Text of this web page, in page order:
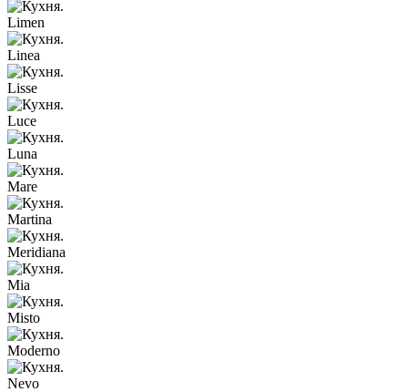
Limen
Linea
Lisse
Luce
Luna
Mare
Martina
Meridiana
Mia
Misto
Moderno
Nevo